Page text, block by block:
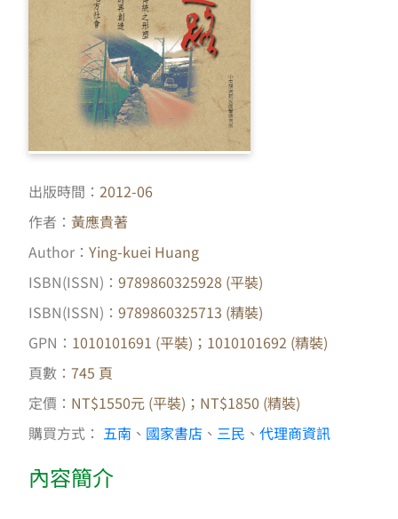
出版時間： 2012-06
作者： 黃應貴著
Author： Ying-kuei Huang
ISBN(ISSN)： 9789860325928 (平裝)
ISBN(ISSN)： 9789860325713 (精裝)
GPN： 1010101691 (平裝)；1010101692 (精裝)
頁數： 745 頁
定價： NT$1550元 (平裝)；NT$1850 (精裝)
購買方式： 五南 、 國家書店 、 三民 、 代理商資訊
內容簡介